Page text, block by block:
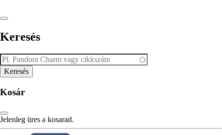
Keresés
Kosár
Jelenleg üres a kosarad.